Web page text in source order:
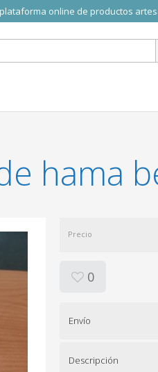
online de productos
hama
Precio
0
Envío
Descripción